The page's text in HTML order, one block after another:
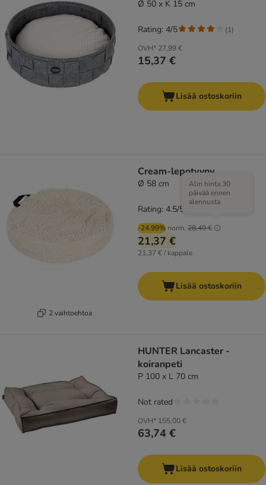
Ø 50 x K 15 cm
OVH* 27,99 €
15,37 €
Rating: 4/5 (1)
Lisää ostoskoriin
2 vaihtoehtoa
Cream-lepotyyny
Ø 58 cm
-24.99% norm. 28,49 €
Alin hinta 30
päivää ennen
alennusta
21,37 €
21,37 € / kappale
Rating: 4.5/5
Lisää ostoskoriin
HUNTER Lancaster -
koiranpeti
P 100 x L 70 cm
OVH* 155,00 €
63,74 €
Not rated
Lisää ostoskoriin